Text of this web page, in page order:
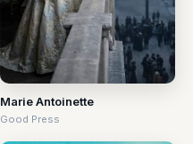
Marie Antoinette
Good Press